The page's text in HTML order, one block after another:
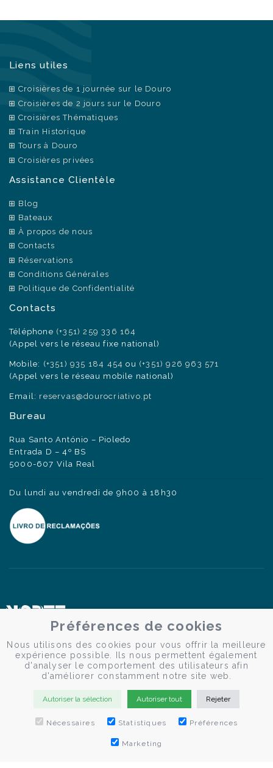
Liens utiles
Croisières de 1 journée sur le Douro
Croisières de 2 jours sur le Douro
Croisières Thématiques
Train Historique
Tours à Douro
Croisières privées
Assistance Clientèle
Blog
Bateaux
À propos de nous
Contacts
Réservations
Conditions Générales
Politique de Confidentialité
Contacts
Téléphone (+351) 259 336 164
(Appel vers le réseau fixe national)
Mobile: (+351) 935 184 454 ou (+351) 926 963 571
(Appel vers le réseau mobile national)
Email: reservas@dourocriativo.pt
Bureau
Rua Santo António – Pioledo
Entrada D – 4º BS
5000-607 Vila Real
Du lundi au vendredi de 9h00 à 18h30
Préférences de cookies
Nous utilisons des cookies pour vous offrir la meilleure
expérience possible. Ils nous permettent également
d'analyser le comportement des utilisateurs afin
d'améliorer constamment notre site web.
Autoriser la sélection Autoriser tout Rejeter
Nécessaires Statistiques Préférences
Marketing